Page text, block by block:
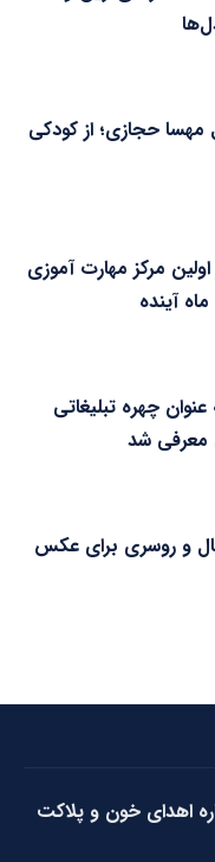
مهسا حجازی؛ از کودکی
اولین مرکز مهارت آموزی
آینده
چهره تبلیغاتی
معرفی شد
و روسری برای عکس
اهدای خون و پلاکت